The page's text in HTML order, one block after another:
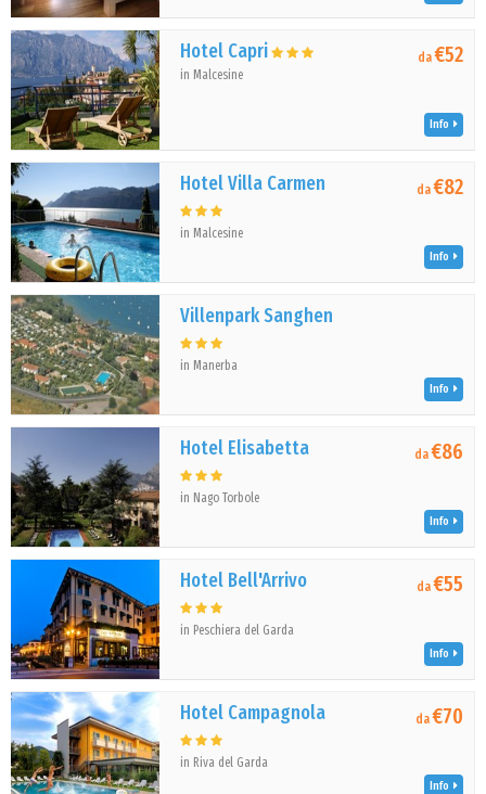
Hotel Capri
in Malcesine
da€52
Info
Hotel Villa Carmen
in Malcesine
da€82
Info
Villenpark Sanghen
in Manerba
Info
Hotel Elisabetta
in Nago Torbole
da€86
Info
Hotel Bell'Arrivo
in Peschiera del Garda
da€55
Info
Hotel Campagnola
in Riva del Garda
da€70
Info